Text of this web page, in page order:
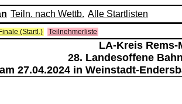
Teiln. nach Wettb. Alle Startlisten
Finale (Startl.) Teilnehmerliste
LA-Kreis Rems-
28. Landesoffene
am 27.04.2024 in Weinstadt-